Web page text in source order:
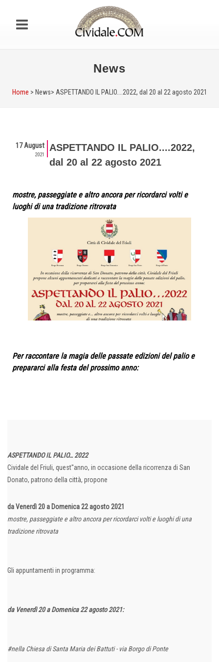
News
Home > News> ASPETTANDO IL PALIO....2022, dal 20 al 22 agosto 2021
17 August
2021
ASPETTANDO IL PALIO....2022,
dal 20 al 22 agosto 2021
mostre, passeggiate e altro ancora per ricordarci volti e
luoghi di una tradizione ritrovata
Per raccontare la magia delle passate edizioni del palio e
prepararci alla festa del prossimo anno:
ASPETTANDO IL PALIO… 2022
Cividale del Friuli, quest''anno, in occasione della ricorrenza di San
Donato, patrono della città, propone
da Venerdì 20 a Domenica 22 agosto 2021
mostre, passeggiate e altro ancora per ricordarci volti e luoghi di una
tradizione ritrovata
Gli appuntamenti in programma:
da Venerdì 20 a Domenica 22 agosto 2021:
#nella Chiesa di Santa Maria dei Battuti - via Borgo di Ponte